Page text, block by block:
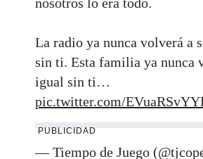
La radio ya nunca volverá a
sin ti. Esta familia ya nunca
igual sin ti…
pic.twitter.com/
PUBLICIDAD
— Tiempo de Juego